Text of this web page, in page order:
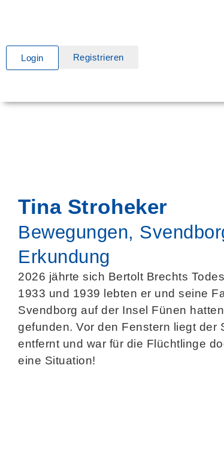
Login Registrieren
Tina Stroheker
Bewegungen,
Erkundung
2026 jährte sich Bertolt Brechts
1933 und 1939 lebten er und seine
Svendborg auf der Insel Fünen
gefunden. Vor den Fenstern liegt der
entfernt und war für die Flüchtlinge
eine Situation!